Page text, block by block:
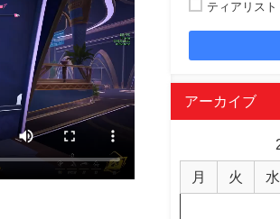
ティアリスト
アーカイブ
月 火 水